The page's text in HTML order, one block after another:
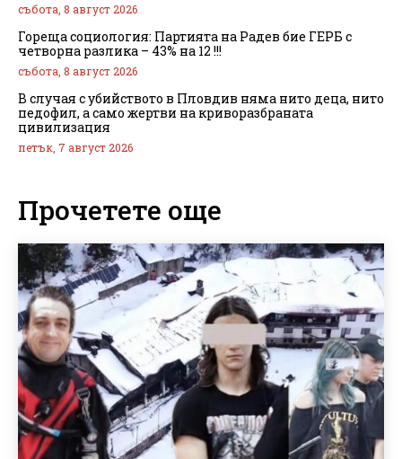
събота, 8 август 2026
Гореща социология: Партията на Радев бие ГЕРБ с
четворна разлика – 43% на 12 !!!
събота, 8 август 2026
В случая с убийството в Пловдив няма нито деца, нито
педофил, а само жертви на криворазбраната
цивилизация
петък, 7 август 2026
Прочетете още